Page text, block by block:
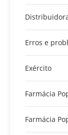
Erros e
Exército
Farmácia
Farmácia